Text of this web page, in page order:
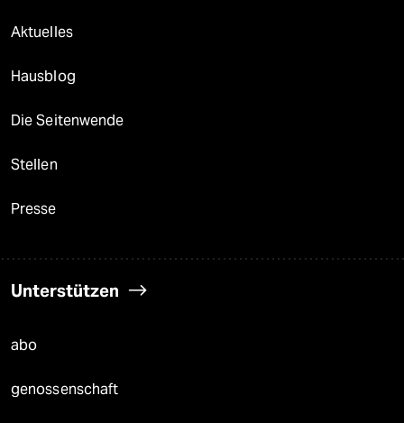
Aktuelles
Hausblog
Die Seitenwende
Stellen
Presse
Unterstützen
abo
genossenschaft